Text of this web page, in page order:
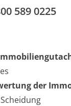
589 0225
der